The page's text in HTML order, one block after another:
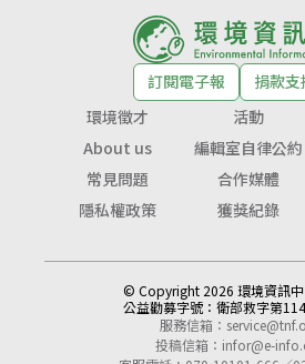
訂閱電子報
捐款支
環境徵才
活動
About us
編輯室自律公約
常見問題
合作媒體
隱私權政策
獲獎紀錄
© Copyright 2026 環境資訊
公益勸募字號： 衛部救字第
服務信箱：
投稿信箱： infor@e-